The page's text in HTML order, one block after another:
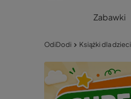
Zabawki
OdiDodi Książki dla dzieci